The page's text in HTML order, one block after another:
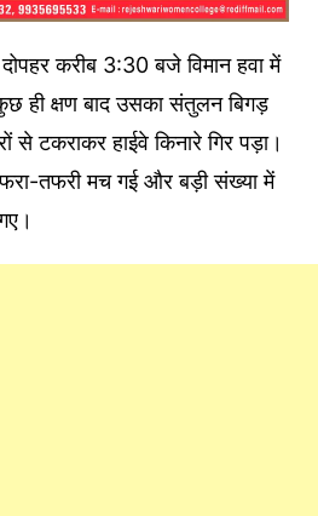
दोपहर करीब 3:30 बजे विमान हवा में
ही क्षण बाद उसका संतुलन बिगड़
से टकराकर हाईवे किनारे गिर पड़ा।
तफरी मच गई और बड़ी संख्या में